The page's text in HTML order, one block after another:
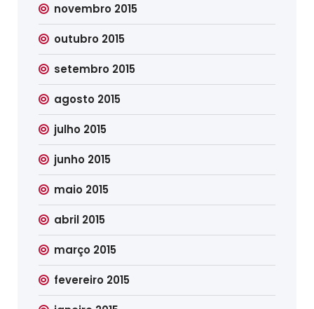
novembro 2015
outubro 2015
setembro 2015
agosto 2015
julho 2015
junho 2015
maio 2015
abril 2015
março 2015
fevereiro 2015